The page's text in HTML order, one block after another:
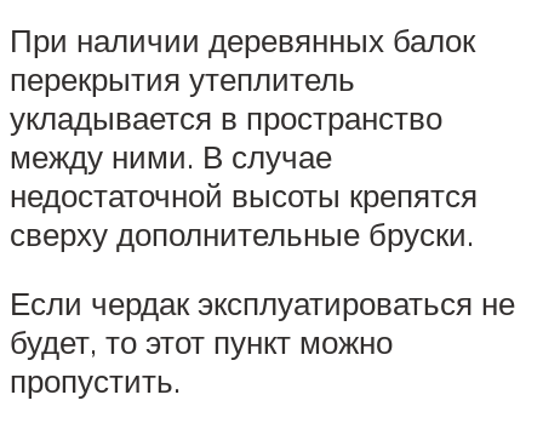
При наличии деревянных балок
перекрытия утеплитель
укладывается в пространство
между ними. В случае
недостаточной высоты крепятся
сверху дополнительные бруски.
Если чердак эксплуатироваться не
будет, то этот пункт можно
пропустить.